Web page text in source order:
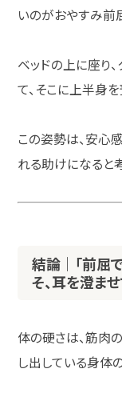
いのがおやすみ前
ベッドの上に座り
て、そこに上半身
この姿勢は、安心
れる助けになると
結論｜「前屈
そ、耳を澄ま
体の硬さは、筋肉
し出している身体